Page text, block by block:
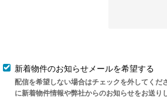
新着物件のお知らせメールを希望する
配信を希望しない場合はチェックを外してく
に新着物件情報や弊社からのお知らせをお送り